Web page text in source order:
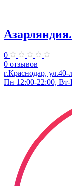
0
0 отзывов
г.Краснодар,
Пн 12:00-22:00, Вт-